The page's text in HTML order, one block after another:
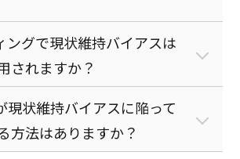
ングで現状維持バイアスは
されますか？
現状維持バイアスに陥って
方法はありますか？